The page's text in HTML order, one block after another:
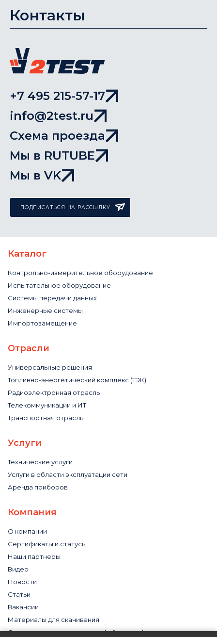
Контакты
+7 495 215-57-17
info@2test.ru
Схема проезда
Мы в RUTUBE
Мы в VK
ПОДПИСАТЬСЯ НА РАССЫЛКУ
Каталог
Контрольно-измерительное оборудование
Испытательное оборудование
Системы передачи данных
Инженерные системы
Импортозамещение
Отрасли
Универсальные решения
Топливно-энергетический комплекс (ТЭК)
Радиоэлектронная отрасль
Телекоммуникации и ИТ
Транспортная отрасль
Услуги
Технические услуги
Услуги в области эксплуатации сети
Аренда приборов
Компания
О компании
Сертификаты и статусы
Наши партнеры
Видео
Новости
Статьи
Вакансии
Материалы для скачивания
Cогласие на использование файлов cookies